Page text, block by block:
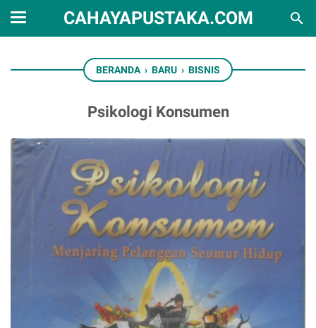
CAHAYAPUSTAKA.COM
BERANDA › BARU › BISNIS
Psikologi Konsumen